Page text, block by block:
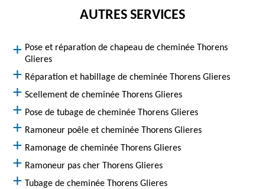
AUTRES SERVICES
Pose et réparation de chapeau de cheminée Thorens
Glieres
Réparation et habillage de cheminée Thorens Glieres
Scellement de cheminée Thorens Glieres
Pose de tubage de cheminée Thorens Glieres
Ramoneur poêle et cheminée Thorens Glieres
Ramonage de cheminée Thorens Glieres
Ramoneur pas cher Thorens Glieres
Tubage de cheminée Thorens Glieres